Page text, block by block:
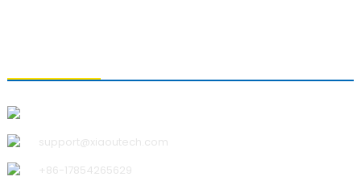
support@xiaoutech.com
+86-17854265629